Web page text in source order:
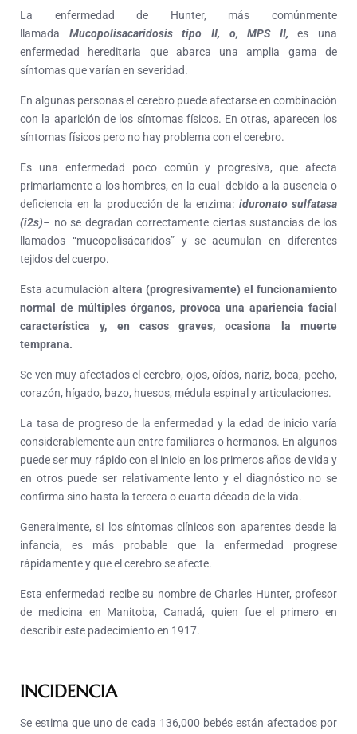
La enfermedad de Hunter, más comúnmente
llamada Mucopolisacaridosis tipo II, o, MPS II, es una
enfermedad hereditaria que abarca una amplia gama de
síntomas que varían en severidad.
En algunas personas el cerebro puede afectarse en combinación
con la aparición de los síntomas físicos. En otras, aparecen los
síntomas físicos pero no hay problema con el cerebro.
Es una enfermedad poco común y progresiva, que afecta
primariamente a los hombres, en la cual -debido a la ausencia o
deficiencia en la producción de la enzima: iduronato sulfatasa
(i2s)– no se degradan correctamente ciertas sustancias de los
llamados “mucopolisácaridos” y se acumulan en diferentes
tejidos del cuerpo.
Esta acumulación altera (progresivamente) el funcionamiento
normal de múltiples órganos, provoca una apariencia facial
característica y, en casos graves, ocasiona la muerte
temprana.
Se ven muy afectados el cerebro, ojos, oídos, nariz, boca, pecho,
corazón, hígado, bazo, huesos, médula espinal y articulaciones.
La tasa de progreso de la enfermedad y la edad de inicio varía
considerablemente aun entre familiares o hermanos. En algunos
puede ser muy rápido con el inicio en los primeros años de vida y
en otros puede ser relativamente lento y el diagnóstico no se
confirma sino hasta la tercera o cuarta década de la vida.
Generalmente, si los síntomas clínicos son aparentes desde la
infancia, es más probable que la enfermedad progrese
rápidamente y que el cerebro se afecte.
Esta enfermedad recibe su nombre de Charles Hunter, profesor
de medicina en Manitoba, Canadá, quien fue el primero en
describir este padecimiento en 1917.
INCIDENCIA
Se estima que uno de cada 136,000 bebés están afectados por